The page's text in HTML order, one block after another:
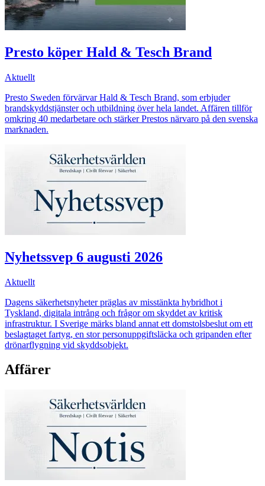
Presto köper Hald & Tesch Brand
Aktuellt
Presto Sweden förvärvar Hald & Tesch Brand, som erbjuder
brandskyddstjänster och utbildning över hela landet. Affären tillför
omkring 40 medarbetare och stärker Prestos närvaro på den svenska
marknaden.
Nyhetssvep 6 augusti 2026
Aktuellt
Dagens säkerhetsnyheter präglas av misstänkta hybridhot i
Tyskland, digitala intrång och frågor om skyddet av kritisk
infrastruktur. I Sverige märks bland annat ett domstolsbeslut om ett
beslagtaget fartyg, en stor personuppgiftsläcka och gripanden efter
drönarflygning vid skyddsobjekt.
Affärer